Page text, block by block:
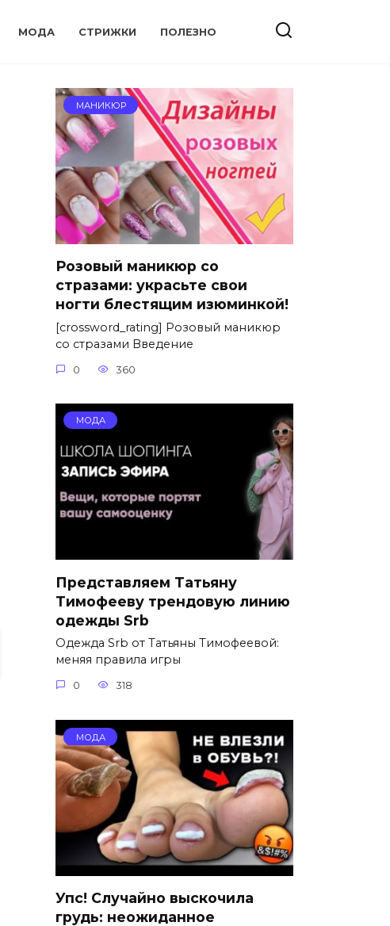
МОДА СТРИЖКИ ПОЛЕЗНО
МАНИКЮР
Розовый маникюр со
стразами: украсьте свои
ногти блестящим изюминкой!
[crossword_rating] Розовый маникюр
со стразами Введение
0 360
МОДА
Представляем Татьяну
Тимофееву трендовую линию
одежды Srb
Одежда Srb от Татьяны Тимофеевой:
меняя правила игры
0 318
МОДА
Упс! Случайно выскочила
грудь: неожиданное